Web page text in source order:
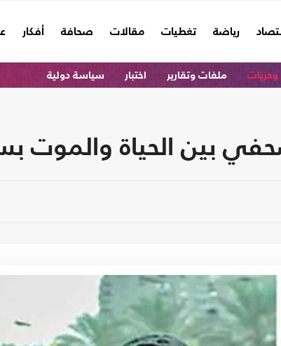
رياضة تغطيات مقالات صحافة أفكار
ملفات وتقارير اختبار سياسة دولية
بين الحياة والموت